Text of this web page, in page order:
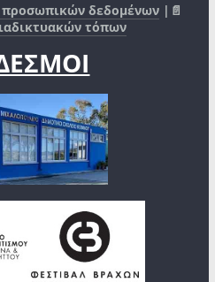
προσωπικών δεδομένων |📄
τόπων